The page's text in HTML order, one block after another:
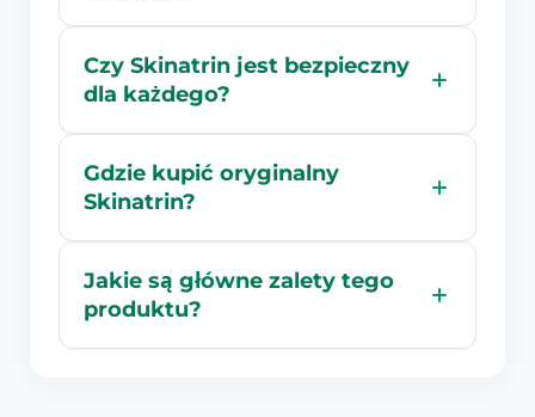
Czy Skinatrin jest bezpieczny
dla każdego?
Gdzie kupić oryginalny
Skinatrin?
Jakie są główne zalety tego
produktu?